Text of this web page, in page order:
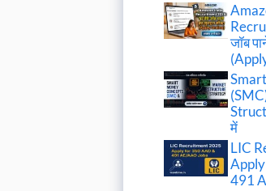
जॉब
में
LIC
491